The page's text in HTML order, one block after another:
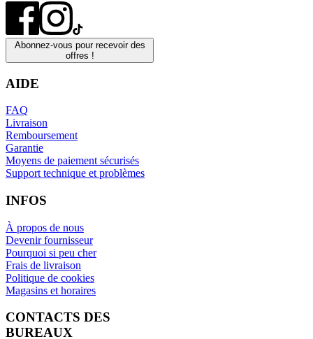
Abonnez-vous pour recevoir des
offres !
AIDE
FAQ
Livraison
Remboursement
Garantie
Moyens de paiement sécurisés
Support technique et problèmes
INFOS
À propos de nous
Devenir fournisseur
Pourquoi si peu cher
Frais de livraison
Politique de cookies
Magasins et horaires
CONTACTS DES
BUREAUX